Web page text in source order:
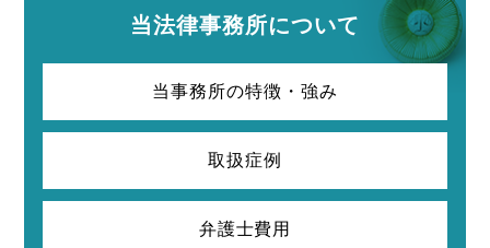
当法律事務所について
当事務所の特徴・強み
取扱症例
弁護士費用